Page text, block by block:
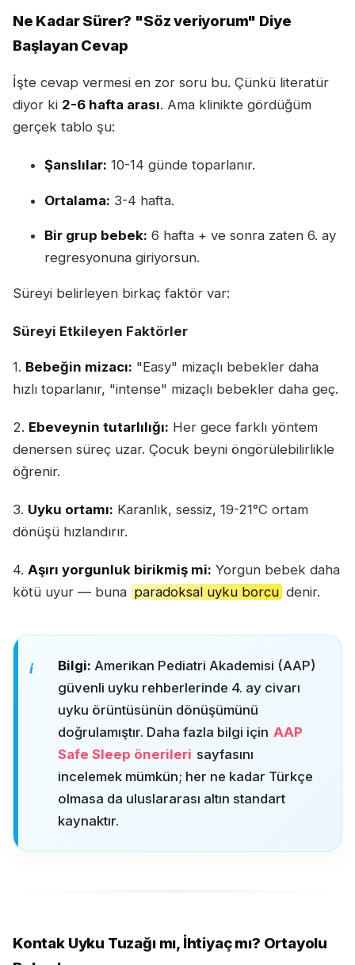
Ne Kadar Sürer? "Söz veriyorum" Diye
Başlayan Cevap
İşte cevap vermesi en zor soru bu. Çünkü literatür
diyor ki 2-6 hafta arası. Ama klinikte gördüğüm
gerçek tablo şu:
Şanslılar: 10-14 günde toparlanır.
Ortalama: 3-4 hafta.
Bir grup bebek: 6 hafta + ve sonra zaten 6. ay
regresyonuna giriyorsun.
Süreyi belirleyen birkaç faktör var:
Süreyi Etkileyen Faktörler
1. Bebeğin mizacı: "Easy" mizaçlı bebekler daha
hızlı toparlanır, "intense" mizaçlı bebekler daha geç.
2. Ebeveynin tutarlılığı: Her gece farklı yöntem
denersen süreç uzar. Çocuk beyni öngörülebilirlikle
öğrenir.
3. Uyku ortamı: Karanlık, sessiz, 19-21°C ortam
dönüşü hızlandırır.
4. Aşırı yorgunluk birikmiş mi: Yorgun bebek daha
kötü uyur — buna paradoksal uyku borcu denir.
Bilgi: Amerikan Pediatri Akademisi (AAP)
güvenli uyku rehberlerinde 4. ay civarı
uyku örüntüsünün dönüşümünü
doğrulamıştır. Daha fazla bilgi için AAP
Safe Sleep önerileri sayfasını
incelemek mümkün; her ne kadar Türkçe
olmasa da uluslararası altın standart
kaynaktır.
Kontak Uyku Tuzağı mı, İhtiyaç mı? Ortayolu